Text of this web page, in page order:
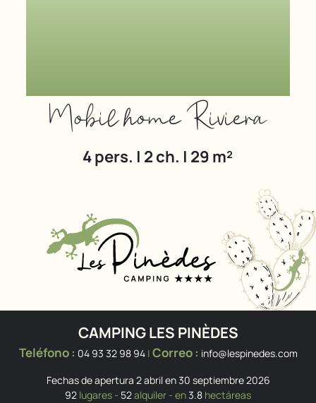
Mobil home Riviera
4 pers. | 2 ch. | 29 m²
CAMPING LES PINÈDES
Teléfono : 04 93 32 98 94| Correo : info@lespinedes.com
Fechas de apertura 2 abril en 30 septiembre 2026
92 lugares - 52alquiler - en3.8 hectáreas